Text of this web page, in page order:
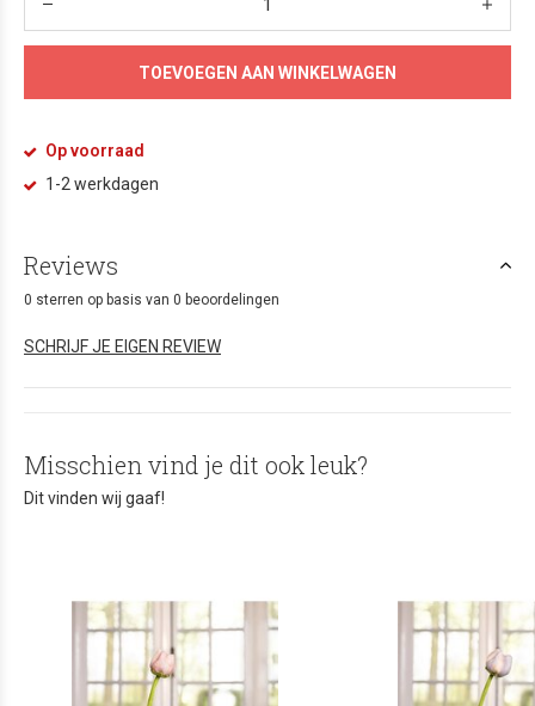
TOEVOEGEN AAN WINKELWAGEN
Op voorraad
1-2 werkdagen
Reviews
0 sterren op basis van 0 beoordelingen
SCHRIJF JE EIGEN REVIEW
Misschien vind je dit ook leuk?
Dit vinden wij gaaf!